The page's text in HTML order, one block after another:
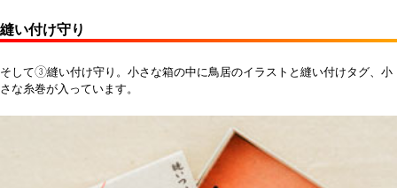
縫い付け守り
そして③縫い付け守り。小さな箱の中に鳥居のイラストと縫い付けタグ、小
さな糸巻が入っています。